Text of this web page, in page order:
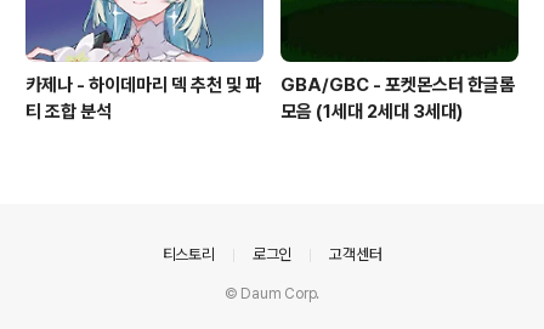
카제나 - 하이데마리 덱 추천 및 파
티 조합 분석
GBA/GBC - 포켓몬스터 한글롬
모음 (1세대 2세대 3세대)
티스토리 로그인 고객센터
© Daum Corp.